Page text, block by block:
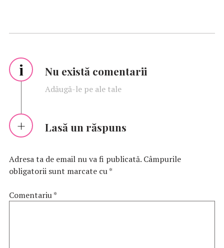
i Nu există comentarii
Adăugă-le pe ale tale
Lasă un răspuns
Adresa ta de email nu va fi publicată. Câmpurile
obligatorii sunt marcate cu*
Comentariu*